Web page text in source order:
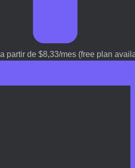
partir de $8,33/mes (free plan